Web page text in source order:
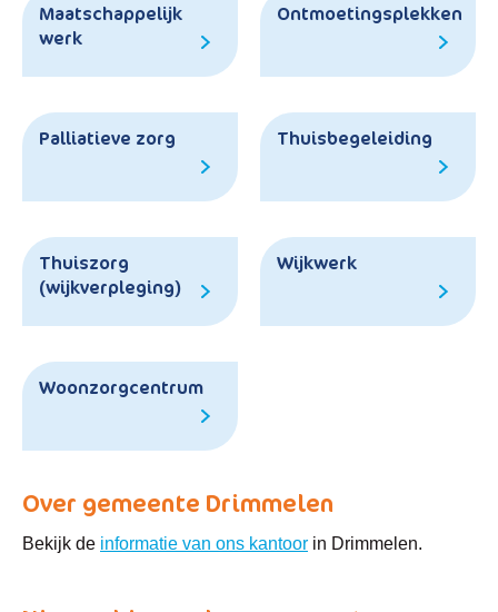
Maatschappelijk
werk
Ontmoetingsplekken
Palliatieve zorg Thuisbegeleiding
Thuiszorg
(wijkverpleging)
Wijkwerk
Woonzorgcentrum
Over gemeente Drimmelen
Bekijk de informatie van ons kantoor in Drimmelen.